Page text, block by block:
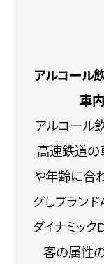
アルコール
車
アルコール
高速鉄道の
や年齢に合
グしブランド
ダイナミッ
客の属性